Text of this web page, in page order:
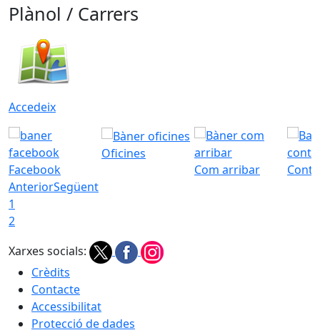
Plànol / Carrers
Accedeix
Facebook
Oficines
Com arribar
AnteriorSegüent
1
2
Xarxes socials:
Crèdits
Contacte
Accessibilitat
Protecció de dades